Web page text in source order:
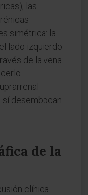
las
simétrica: la
lado izquierdo
de la vena
sí desembocan
de la
clínica